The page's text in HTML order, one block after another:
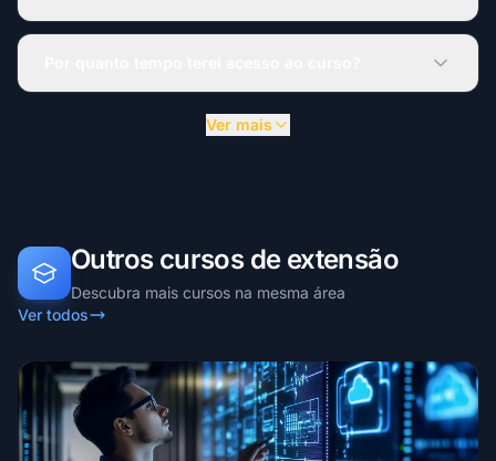
Ver mais
Outros cursos de extensão
Descubra mais cursos na mesma área
Ver todos